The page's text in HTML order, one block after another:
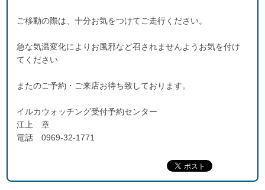
ご移動の際は、十分お気をつけてご走行ください。
急な気温変化によりお風邪など召されませんようお気を付け
てください
またのご予約・ご来店お待ち致しております。
イルカウォッチング受付予約センター
江上 章
電話 0969-32-1771